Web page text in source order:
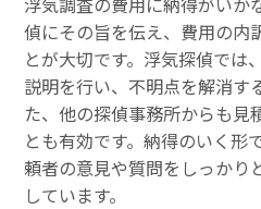
偵にその旨を伝え、費用の内
とが大切です。浮気探偵では
説明を行い、不明点を解消す
た、他の探偵事務所からも見
とも有効です。納得のいく形
頼者の意見や質問をしっかり
しています。